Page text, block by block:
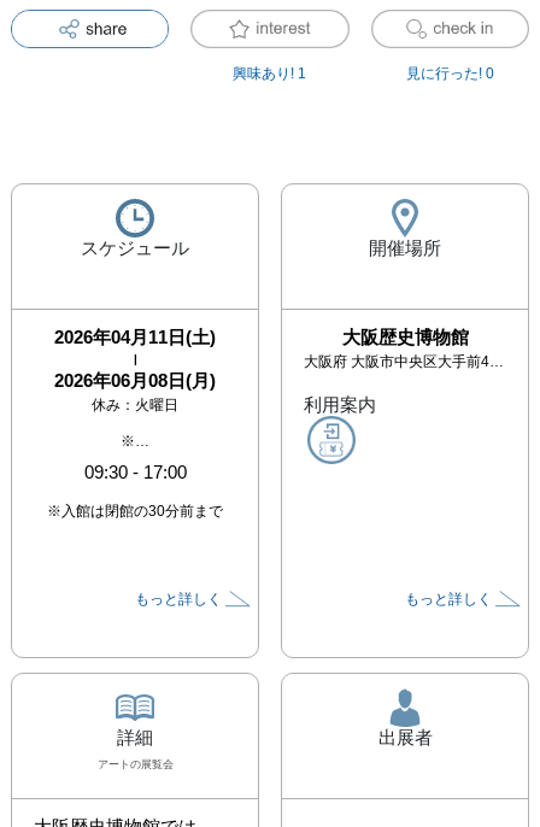
興味あり! 1 見に行った! 0
スケジュール
2026年04月11日(土)
|
2026年06月08日(月)
休み： 火曜日
※…
09:30- 17:00
※入館は閉館の30分前まで
もっと詳しく
開催場所
大阪歴史博物館
大阪府 大阪市中央区大手前4丁目1-32
利用案内
もっと詳しく
詳細
アート の展覧会
出展者